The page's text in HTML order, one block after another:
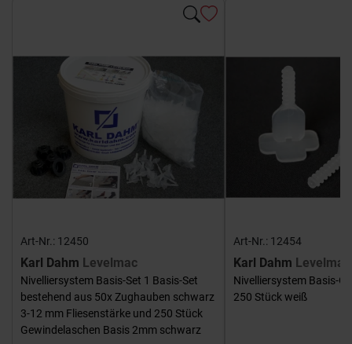
Art-Nr.: 12450
Karl Dahm Levelmac
Nivelliersystem Basis-Set 1 Basis-Set
bestehend aus 50x Zughauben schwarz
3-12 mm Fliesenstärke und 250 Stück
Gewindelaschen Basis 2mm schwarz
Art-Nr.: 12454
Karl Dahm Levelmac
Nivelliersystem Basis-
250 Stück weiß